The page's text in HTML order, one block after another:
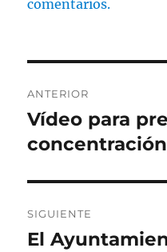
comentarios.
de
entradas
ANTERIOR
Entrada
anterior:
Vídeo para
concentración
SIGUIENTE
Entrada
El